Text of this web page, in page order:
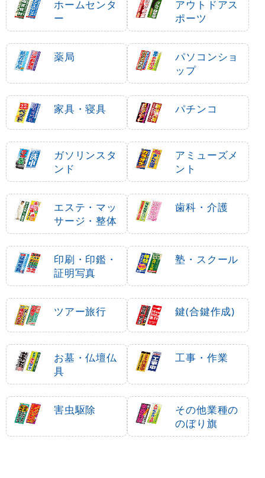
ホームセンタ
ー
アウトドアス
ポーツ
薬局
パソコンショ
ップ
家具・寝具 パチンコ
ガソリンスタ
ンド
アミューズメ
ント
エステ・マッ
サージ・整体
歯科・介護
印刷・印鑑・
証明写真
塾・スクール
ツアー旅行 鍵(合鍵作成)
お墓・仏壇仏
具
工事・作業
害虫駆除
その他業種の
のぼり旗